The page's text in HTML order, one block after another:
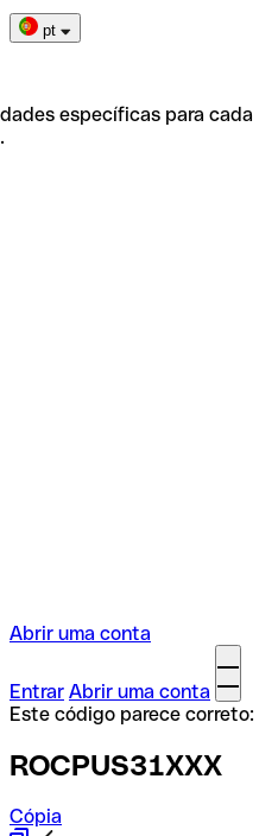
pt
específicas para cada
Abrir uma conta
Entrar Abrir uma conta
Este código parece correto:
ROCPUS31XXX
Cópia